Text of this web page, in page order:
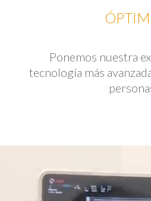
Ponemos nuestra
tecnología más